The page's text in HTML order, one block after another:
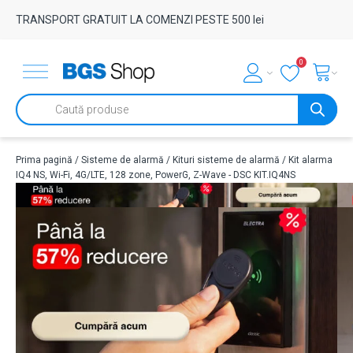
TRANSPORT GRATUIT LA COMENZI PESTE 500 lei
0
Products
search
Prima pagină / Sisteme de alarmă / Kituri sisteme de alarmă / Kit alarma
IQ4 NS, Wi-Fi, 4G/LTE, 128 zone, PowerG, Z-Wave - DSC KIT.IQ4NS